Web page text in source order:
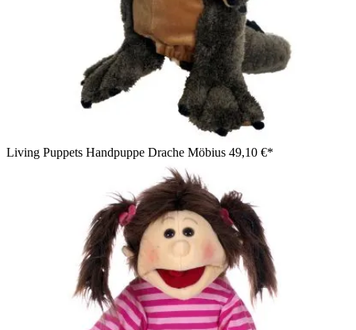
Living Puppets Handpuppe Drache Möbius 49,10 €*